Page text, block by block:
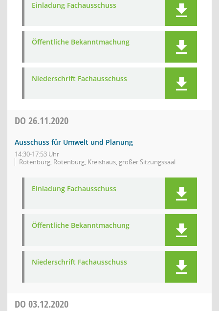
Einladung Fachausschuss
Öffentliche Bekanntmachung
Niederschrift Fachausschuss
DO 26.11.2020
Ausschuss für Umwelt und Planung
14:30-17:53 Uhr
Rotenburg, Rotenburg, Kreishaus, großer Sitzungssaal
Einladung Fachausschuss
Öffentliche Bekanntmachung
Niederschrift Fachausschuss
DO 03.12.2020